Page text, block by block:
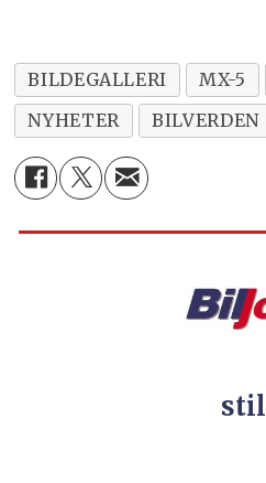
BILDEGALLERI MX-5
NYHETER
BILVERDEN